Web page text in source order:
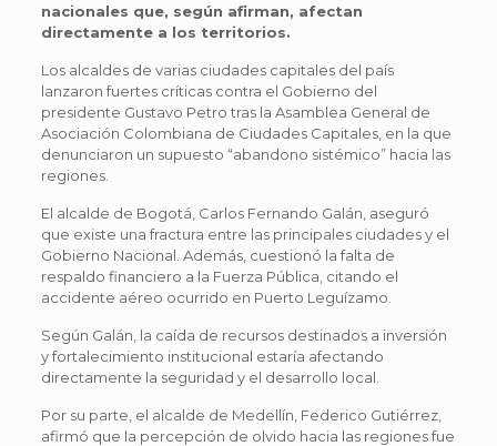
nacionales que, según afirman, afectan
directamente a los territorios.
Los alcaldes de varias ciudades capitales del país
lanzaron fuertes críticas contra el Gobierno del
presidente Gustavo Petro tras la Asamblea General de
Asociación Colombiana de Ciudades Capitales, en la que
denunciaron un supuesto “abandono sistémico” hacia las
regiones.
El alcalde de Bogotá, Carlos Fernando Galán, aseguró
que existe una fractura entre las principales ciudades y el
Gobierno Nacional. Además, cuestionó la falta de
respaldo financiero a la Fuerza Pública, citando el
accidente aéreo ocurrido en Puerto Leguízamo.
Según Galán, la caída de recursos destinados a inversión
y fortalecimiento institucional estaría afectando
directamente la seguridad y el desarrollo local.
Por su parte, el alcalde de Medellín, Federico Gutiérrez,
afirmó que la percepción de olvido hacia las regiones fue